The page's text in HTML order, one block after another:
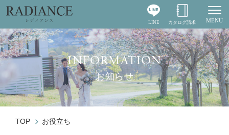
MENU
LINE カタログ請求
INFORMATION
お知らせ
TOP お役立ち